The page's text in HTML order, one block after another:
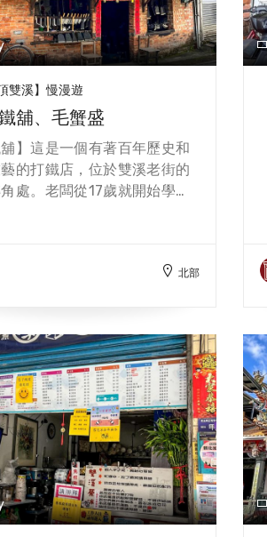
者到三貂親水公園。雙溪火
個充滿魅力和故事的車站！
雙溪】慢漫遊
舖、毛蟹盛
舖】這是一個有著百年歷史和
的打鐵店，位於雙溪老街的
處。老闆從17歲就開始學習
鋤頭、菜刀、剪刀等。他的
堅固耐用，還充滿了人情味
品。雙溪打鐵舖是一個展現
農業社會和文化的景點，也
人敬佩和感動的地方。老闆
，由兒子接手，如果想了解
於雙溪打鐵舖的資訊，歡迎親
。 【毛蟹盛】如果你是一個
的饕客，那麼你一定不能錯
雙溪的毛蟹盛，這是一種野
螯蟹，每年秋季是它們的產
北部